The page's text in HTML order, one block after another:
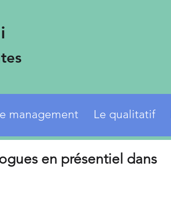
management Le qualitatif
en présentiel dans